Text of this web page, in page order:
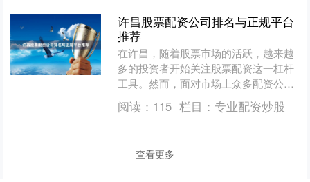
许昌股票配资公司排名与正规平台
推荐
在许昌，随着股票市场的活跃，越来越
多的投资者开始关注股票配资这一杠杆
工具。然而，面对市场上众多配资公
司，如何选择一家正规、安全的平台成
为投资者最关心的问题。本文....
阅读： 115 栏目： 专业配资炒股
查看更多